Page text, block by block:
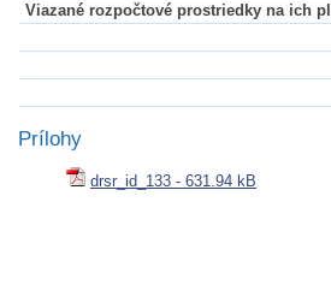
Viazané rozpočtové prostriedky na ich
Prílohy
drsr_id_133 - 631.94 kB